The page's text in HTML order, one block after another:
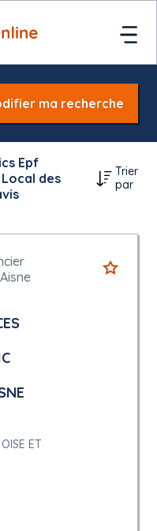
ma recherche
Epf
des
Trier
par
ET